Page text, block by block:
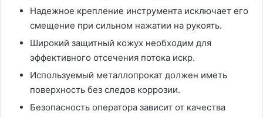
Надежное крепление инструмента исключает его
смещение при сильном нажатии на рукоять.
Широкий защитный кожух необходим для
эффективного отсечения потока искр.
Используемый металлопрокат должен иметь
поверхность без следов коррозии.
Безопасность оператора зависит от качества